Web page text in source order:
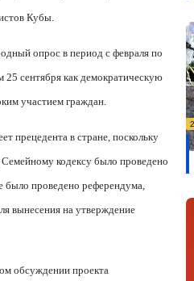
Кубы.
опрос в период с февраля по
25 сентября как демократическую
участием граждан.
прецедента в стране, поскольку
кодексу было проведено
было проведено референдума,
вынесения на утверждение
обсуждении проекта